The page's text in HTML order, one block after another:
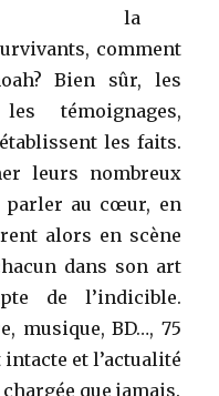
la
comment
Bien sûr, les
témoignages,
les faits.
leurs nombreux
parler au cœur, en
alors en scène
dans son art
de l’indicible.
musique, BD…, 75
et l’actualité
que jamais.